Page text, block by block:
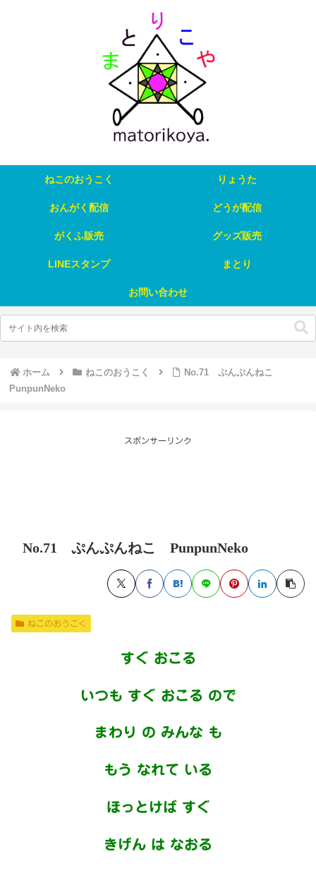
ねこのおうこく りょうた
おんがく配信 どうが配信
がくふ販売 グッズ販売
LINEスタンプ まとり
お問い合わせ
ホーム ねこのおうこく
No.71 ぷんぷんねこ
PunpunNeko
スポンサーリンク
No.71 ぷんぷんねこ PunpunNeko
ねこのおうこく
すぐ おこる
いつも すぐ おこる ので
まわり の みんな も
もう なれて いる
ほっとけば すぐ
きげん は なおる